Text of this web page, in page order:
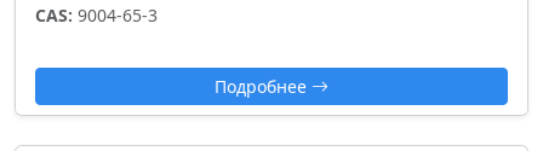
CAS: 9004-65-3
Подробнее